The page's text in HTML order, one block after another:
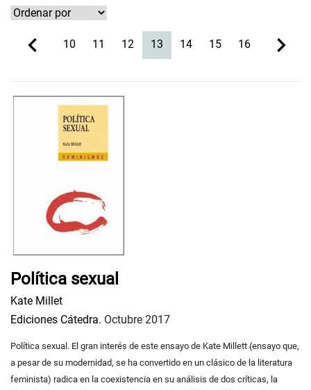
10 11 12 13 (current)
14 15 16
Política sexual
Kate Millet
Ediciones Cátedra. Octubre 2017
Política sexual. El gran interés de este ensayo de Kate Millett (ensayo que,
a pesar de su modernidad, se ha convertido en un clásico de la literatura
feminista) radica en la coexistencia en su análisis de dos críticas, la